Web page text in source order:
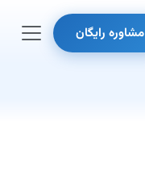
مشاوره رایگان